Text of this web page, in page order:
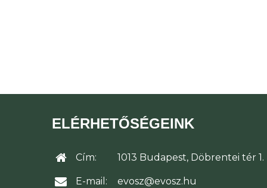
ELÉRHETŐSÉGEINK
Cím: 1013 Budapest, Döbrentei tér 1.
E-mail: evosz@evosz.hu